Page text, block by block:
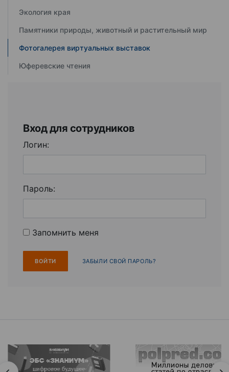
Экология края
Памятники природы, животный и растительный мир
Фотогалерея виртуальных выставок
Юферевские чтения
Вход для сотрудников
Логин:
Пароль:
Запомнить меня
ЗАБЫЛИ СВОЙ ПАРОЛЬ?